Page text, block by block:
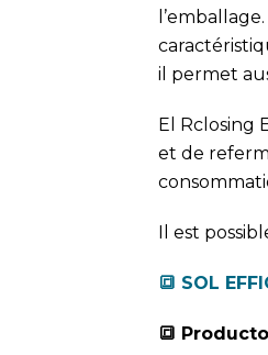
il permet
El Rclosing
et de
Il est
🔳 SOL
🔳